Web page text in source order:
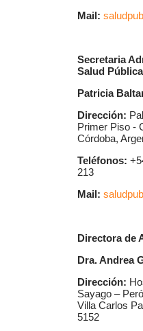
Mail:
Secretaria
Salud Pública
Patricia
Dirección:
Primer Piso -
Córdoba,
Teléfonos:
213
Mail:
Directora de
Dra. Andrea
Dirección:
Sayago –
Villa Carlos
5152